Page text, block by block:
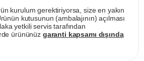
kurulum gerektiriyorsa, size en yakın
kutusunun (ambalajının) açılması
yetkili servis tarafından
ürününüz garanti kapsamı dışında